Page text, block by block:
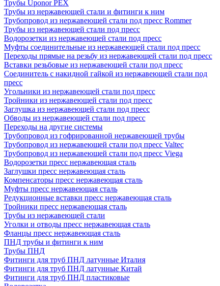
Трубы Uponor PEX
Трубы из нержавеющей стали и фитинги к ним
Трубопровод из нержавеющей стали под пресс Rommer
Трубы из нержавеющей стали под пресс
Водорозетки из нержавеющей стали под пресс
Муфты соединительные из нержавеющей стали под пресс
Переходы прямые на резьбу из нержавеющей стали под пресс
Вставки резьбовые из нержавеющей стали под пресс
Соединитель с накидной гайкой из нержавеющей стали под
пресс
Угольники из нержавеющей стали под пресс
Тройники из нержавеющей стали под пресс
Заглушка из нержавеющей стали под пресс
Обводы из нержавеющей стали под пресс
Переходы на другие системы
Трубопровод из гофрированной нержавеющей трубы
Трубопровод из нержавеющей стали под пресс Valtec
Трубопровод из нержавеющей стали под пресс Viega
Водорозетки пресс нержавеющая сталь
Заглушки пресс нержавеющая сталь
Компенсаторы пресс нержавеющая сталь
Муфты пресс нержавеющая сталь
Редукционные вставки пресс нержавеющая сталь
Тройники пресс нержавеющая сталь
Трубы из нержавеющей стали
Уголки и отводы пресс нержавеющая сталь
Фланцы пресс нержавеющая сталь
ПНД трубы и фитинги к ним
Трубы ПНД
Фитинги для труб ПНД латунные Италия
Фитинги для труб ПНД латунные Китай
Фитинги для труб ПНД пластиковые